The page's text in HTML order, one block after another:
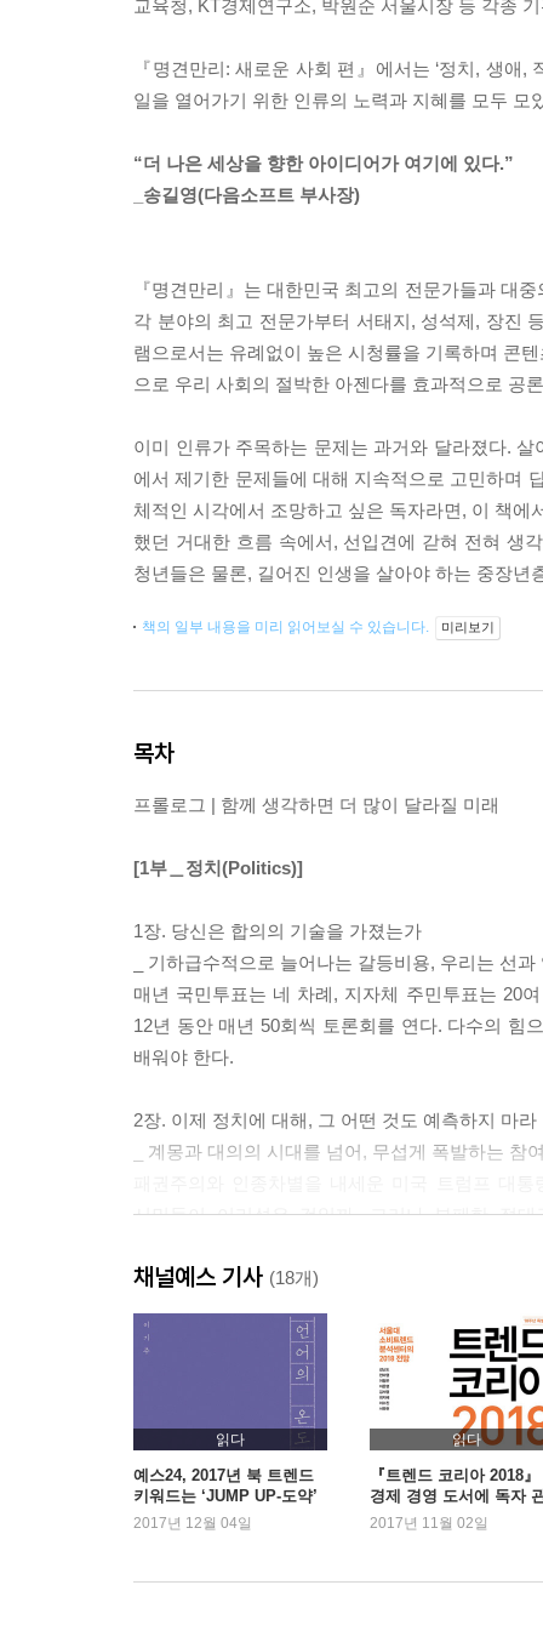
교육청, KT경제연구소, 박원순 서울시장 등 각종
『명견만리: 새로운 사회 편』에서는 ‘정치, 생애
일을 열어가기 위한 인류의 노력과 지혜를 모두 모
“더 나은 세상을 향한 아이디어가 여기에 있다.”
_송길영(다음소프트 부사장)
『명견만리』는 대한민국 최고의 전문가들과 대
각 분야의 최고 전문가부터 서태지, 성석제, 장진
램으로서는 유례없이 높은 시청률을 기록하며 콘
으로 우리 사회의 절박한 아젠다를 효과적으로 공
이미 인류가 주목하는 문제는 과거와 달라졌다.
에서 제기한 문제들에 대해 지속적으로 고민하며
체적인 시각에서 조망하고 싶은 독자라면, 이 책
했던 거대한 흐름 속에서, 선입견에 갇혀 전혀 생
청년들은 물론, 길어진 인생을 살아야 하는 중장년
책의 일부 내용을 미리 읽어보실 수 있습니다. 미리보기
목차
프롤로그 | 함께 생각하면 더 많이 달라질 미래
[1부＿정치(Politics)]
1장. 당신은 합의의 기술을 가졌는가
_ 기하급수적으로 늘어나는 갈등비용, 우리는 선
매년 국민투표는 네 차례, 지자체 주민투표는 20
12년 동안 매년 50회씩 토론회를 연다. 다수의 힘
배워야 한다.
2장. 이제 정치에 대해, 그 어떤 것도 예측하지 마라
_ 계몽과 대의의 시대를 넘어, 무섭게 폭발하는 참
시민들이 어리석은 것일까. 그러나 부패한 절
[2부＿생애(Lifetime)]
3장. 120세 쇼크, 새로운 생애지도가 필요하다
_ 서드에이지, 제3섹터에서 발견하는 새로운 생애
100명 중 40명이 100세 이상 사는 삶을 축복이
일본에서 가장 많은 사람들이 사망하는 연령대
성인기?노년기로 나눌 것이 아니라 4등분하라.
채널예스 기사 (18개)
읽다
예스24, 2017년 북 트렌드
키워드는 ‘JUMP UP-도약’
2017년 12월 04일
읽다
『트렌드 코리아 2018
경제 경영 도서에 독자
증가
2017년 11월 02일